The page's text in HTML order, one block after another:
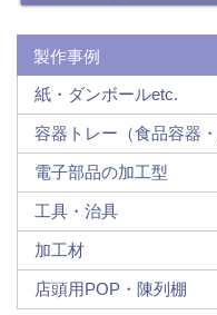
製作事例
紙・ダンボールetc.
容器トレー（食品容器
電子部品の加工型
工具・治具
加工材
店頭用POP・陳列棚